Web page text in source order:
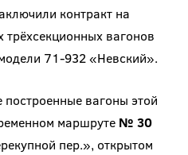
контракт на
трёхсекционных вагонов
71-932 «Невский».
вагоны этой
маршруте № 30
пер.», открытом